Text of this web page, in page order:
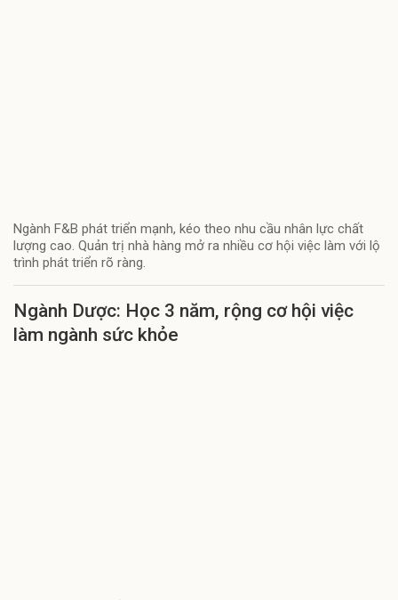
Ngành F&B phát triển mạnh, kéo theo nhu cầu nhân lực chất
lượng cao. Quản trị nhà hàng mở ra nhiều cơ hội việc làm với lộ
trình phát triển rõ ràng.
Ngành Dược: Học 3 năm, rộng cơ hội việc
làm ngành sức khỏe